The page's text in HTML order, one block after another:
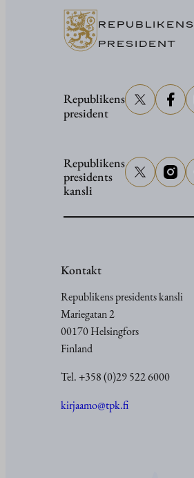
REPUBLIKENS
PRESIDENT
Republikens
president
Republikens
presidents
kansli
Kontakt
Republikens presidents kansli
Mariegatan 2
00170 Helsingfors
Finland
Tel. +358 (0)29 522 6000
kirjaamo@tpk.fi